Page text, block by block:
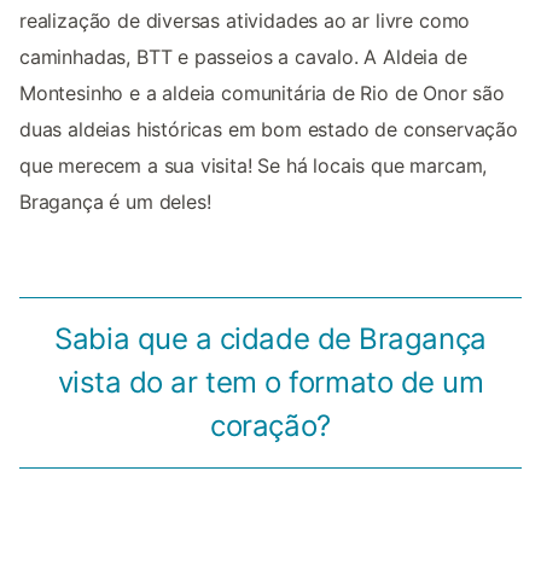
realização de diversas atividades ao ar livre como
caminhadas, BTT e passeios a cavalo. A Aldeia de
Montesinho e a aldeia comunitária de Rio de Onor são
duas aldeias históricas em bom estado de conservação
que merecem a sua visita! Se há locais que marcam,
Bragança é um deles!
Sabia que a cidade de Bragança
vista do ar tem o formato de um
coração?